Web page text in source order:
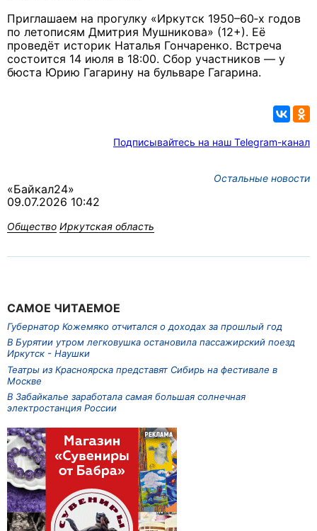
Приглашаем на прогулку «Иркутск 1950–60‑х годов
по летописям Дмитрия Мушникова» (12+). Её
проведёт историк Наталья Гончаренко. Встреча
состоится 14 июля в 18:00. Сбор участников — у
бюста Юрию Гагарину на бульваре Гагарина.
Подписывайтесь на наш Telegram-канал
Остальные новости
«Байкал24»
09.07.2026 10:42
Общество Иркутская область
САМОЕ ЧИТАЕМОЕ
Губернатор Кожемяко отчитался о доходах за прошлый год
В Бурятии утром легковушка остановила пассажирский поезд
Иркутск - Наушки
Театры из Красноярска представят Сибирь на фестивале в
Москве
В Забайкалье заработала самая большая солнечная
электростанция России